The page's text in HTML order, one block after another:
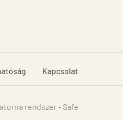
Kapcsolat
rendszer - Safe